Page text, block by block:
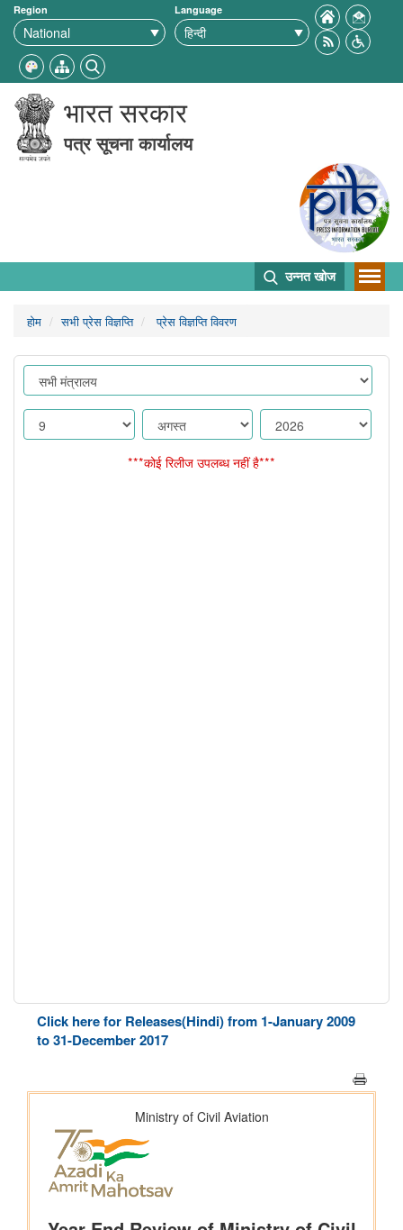
Region Language
भारत सरकार
पत्र सूचना कार्यालय
उन्नत खोज
होम सभी प्रेस विज्ञप्ति प्रेस विज्ञप्ति विवरण
***कोई रिलीज उपलब्ध नहीं है***
Click here for Releases(Hindi) from 1-January 2009
to 31-December 2017